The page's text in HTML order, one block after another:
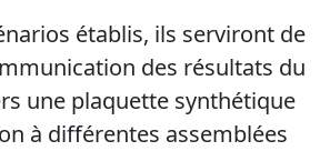
établis, ils serviront de
des résultats du
une plaquette synthétique
à différentes assemblées